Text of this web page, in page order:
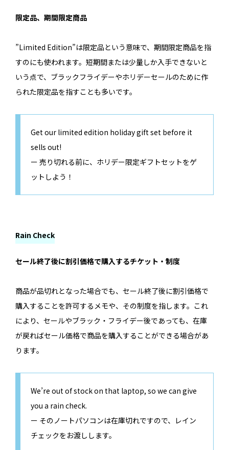
限定品、期間限定商品
”Limited Edition”は限定品という意味で、期間限定商品を指
すのにも使われます。短期間または少量しか入手できないと
いう点で、ブラックフライデーやホリデーセールのために作
られた限定品を指すことも多いです。
Get our limited edition holiday gift set before it
sells out!
ー 売り切れる前に、ホリデー限定ギフトセットをゲ
ットしよう！
Rain Check
セール終了後に割引価格で購入するチケット・制度
商品が品切れとなった場合でも、セール終了後に割引価格で
購入することを許可するメモや、その制度を指します。これ
により、セールやブラック・フライデー後であっても、在庫
が戻ればセール価格で商品を購入することができる場合があ
ります。
We’re out of stock on that laptop, so we can give
you a rain check.
ー そのノートパソコンは在庫切れですので、レイン
チェックをお渡しします。